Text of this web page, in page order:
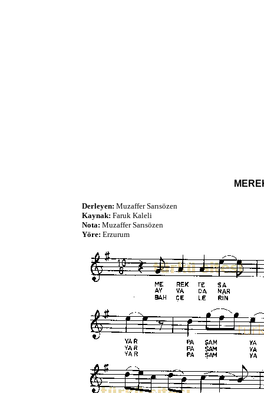
Derleyen: Muzaffer Sarısözen
Kaynak: Faruk Kaleli
Nota: Muzaffer Sarısözen
Yöre: Erzurum